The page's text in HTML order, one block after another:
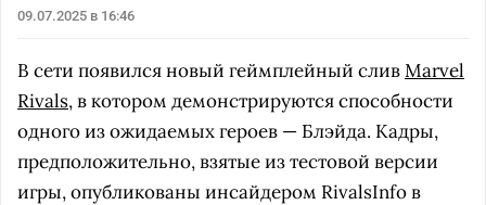
09.07.2025 в 16:46
В сети появился новый геймплейный сливMarvel
Rivals, в котором демонстрируются способности
одного из ожидаемых героев — Блэйда. Кадры,
предположительно, взятые из тестовой версии
игры, опубликованы инсайдером RivalsInfo в